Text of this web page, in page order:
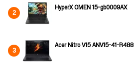
2 HyperX OMEN 15-gb0009AX
3 Acer Nitro V15 ANV15-41-R488